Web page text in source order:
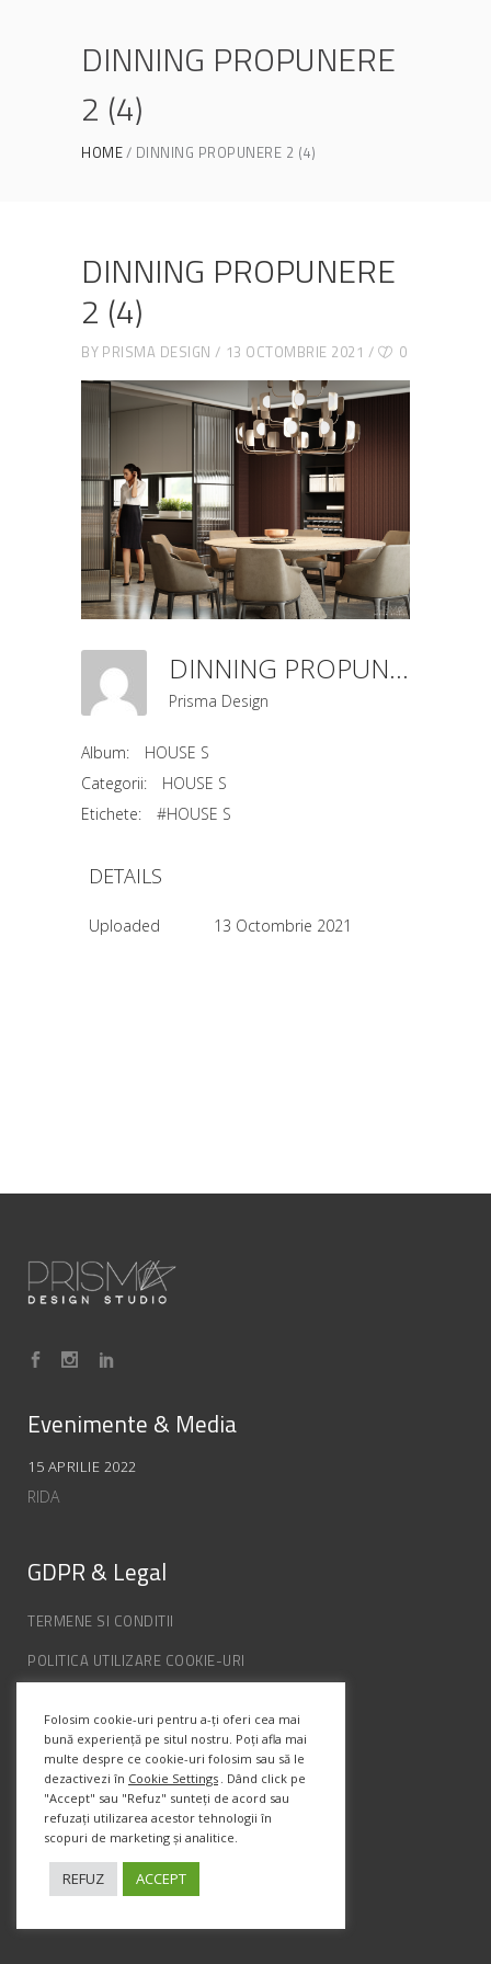
DINNING PROPUNERE
2 (4)
HOME DINNING PROPUNERE 2 (4)
DINNING PROPUNERE
2 (4)
BY PRISMA DESIGN 13 OCTOMBRIE 2021 0
DINNING PROPUNERE 2 (4)
Prisma Design
Album:
HOUSE S
Categorii:
HOUSE S
Etichete:
#HOUSE S
DETAILS
Uploaded 13 Octombrie 2021
Evenimente & Media
15 APRILIE 2022
RIDA
GDPR & Legal
TERMENE SI CONDITII
POLITICA UTILIZARE COOKIE-URI
ANPC
Info Contact
Str. Semenic, Nr.1, Ap.5, Timisoara.
Telefon:(+4) 0747 066 701
Folosim cookie-uri pentru a-ți oferi cea mai
bună experiență pe situl nostru. Poți afla mai
multe despre ce cookie-uri folosim sau să le
dezactivezi în Cookie Settings . Dând click pe
"Accept" sau "Refuz" sunteți de acord sau
refuzați utilizarea acestor tehnologii în
scopuri de marketing și analitice.
REFUZ ACCEPT